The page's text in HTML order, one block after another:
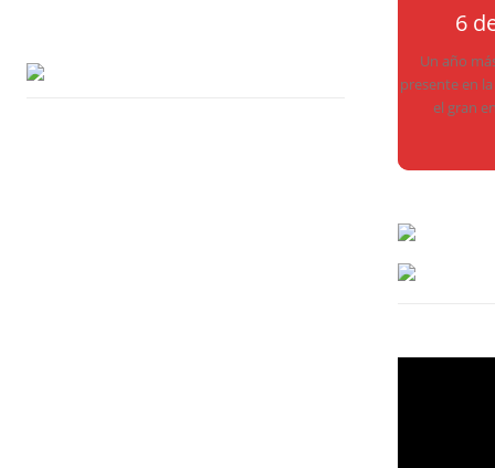
6
Un año
presente en
el gran